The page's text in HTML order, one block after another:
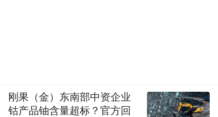
刚果（金）东南部中资企业
钴产品铀含量超标？官方回